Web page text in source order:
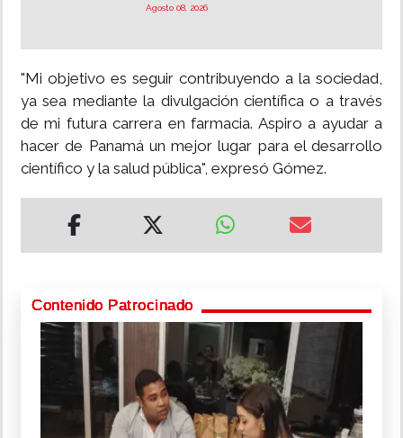
Agosto 08, 2026
"Mi objetivo es seguir contribuyendo a la sociedad,
ya sea mediante la divulgación científica o a través
de mi futura carrera en farmacia. Aspiro a ayudar a
hacer de Panamá un mejor lugar para el desarrollo
científico y la salud pública", expresó Gómez.
Contenido Patrocinado